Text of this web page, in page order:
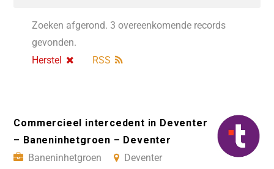
Zoeken afgerond. 3 overeenkomende records
gevonden.
Herstel
RSS
Commercieel intercedent in Deventer
– Baneninhetgroen – Deventer
Baneninhetgroen
Deventer